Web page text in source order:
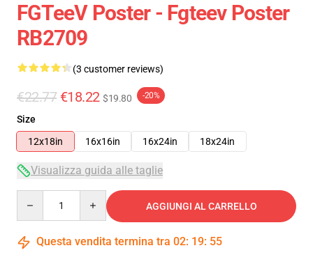
FGTeeV Poster - Fgteev Poster
RB2709
(3 customer reviews)
€22.77 €18.22 $19.80 -20%
Size
12x18in
16x16in 16x24in 18x24in
Visualizza guida alle taglie
AGGIUNGI AL CARRELLO
Questa vendita termina tra 02: 19: 54